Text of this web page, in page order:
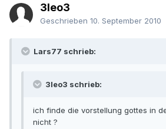
3leo3
Geschrieben 10. September 2010
Lars77 schrieb:
3leo3 schrieb:
ich finde die vorstellung gottes in
nicht ?